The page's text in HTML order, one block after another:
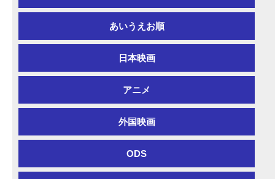
あいうえお順
日本映画
アニメ
外国映画
ODS